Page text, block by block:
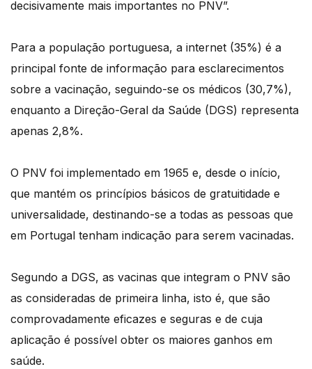
decisivamente mais importantes no PNV”.
Para a população portuguesa, a internet (35%) é a
principal fonte de informação para esclarecimentos
sobre a vacinação, seguindo-se os médicos (30,7%),
enquanto a Direção-Geral da Saúde (DGS) representa
apenas 2,8%.
O PNV foi implementado em 1965 e, desde o início,
que mantém os princípios básicos de gratuitidade e
universalidade, destinando-se a todas as pessoas que
em Portugal tenham indicação para serem vacinadas.
Segundo a DGS, as vacinas que integram o PNV são
as consideradas de primeira linha, isto é, que são
comprovadamente eficazes e seguras e de cuja
aplicação é possível obter os maiores ganhos em
saúde.